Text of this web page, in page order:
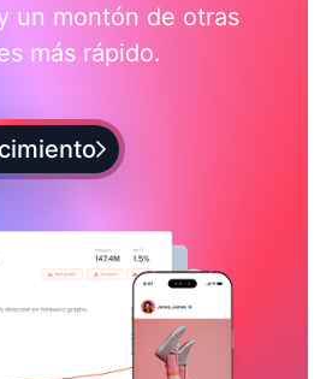
un montón de otras
más rápido.